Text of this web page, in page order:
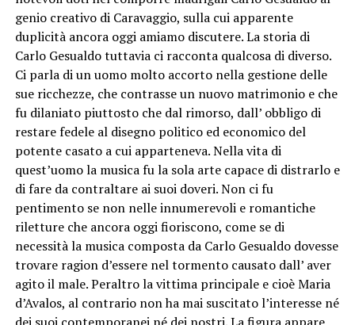
genio creativo di Caravaggio, sulla cui apparente
duplicità ancora oggi amiamo discutere. La storia di
Carlo Gesualdo tuttavia ci racconta qualcosa di diverso.
Ci parla di un uomo molto accorto nella gestione delle
sue ricchezze, che contrasse un nuovo matrimonio e che
fu dilaniato piuttosto che dal rimorso, dall’ obbligo di
restare fedele al disegno politico ed economico del
potente casato a cui apparteneva. Nella vita di
quest’uomo la musica fu la sola arte capace di distrarlo e
di fare da contraltare ai suoi doveri. Non ci fu
pentimento se non nelle innumerevoli e romantiche
riletture che ancora oggi fioriscono, come se di
necessità la musica composta da Carlo Gesualdo dovesse
trovare ragion d’essere nel tormento causato dall’ aver
agito il male. Peraltro la vittima principale e cioè Maria
d’Avalos, al contrario non ha mai suscitato l’interesse né